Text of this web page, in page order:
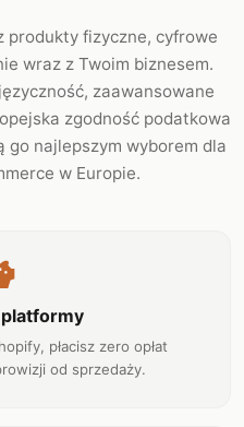
produkty fizyczne, cyfrowe
wraz z Twoim biznesem.
zaawansowane
zgodność podatkowa
go najlepszym wyborem dla
w Europie.
platformy
płacisz zero opłat
od sprzedaży.